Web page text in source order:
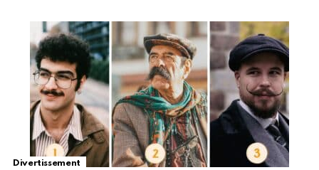
Divertissement